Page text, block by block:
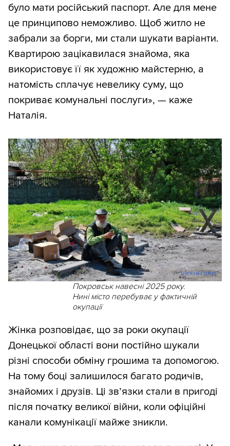
було мати російський паспорт. Але для мене
це принципово неможливо. Щоб житло не
забрали за борги, ми стали шукати варіанти.
Квартирою зацікавилася знайома, яка
використовує її як художню майстерню, а
натомість сплачує невелику суму, що
покриває комунальні послуги», — каже
Наталія.
Покровськ навесні 2025 року.
Нині місто перебуває у фактичній
окупації
Жінка розповідає, що за роки окупації
Донецької області вони постійно шукали
різні способи обміну грошима та допомогою.
На тому боці залишилося багато родичів,
знайомих і друзів. Ці зв’язки стали в пригоді
після початку великої війни, коли офіційні
канали комунікації майже зникли.